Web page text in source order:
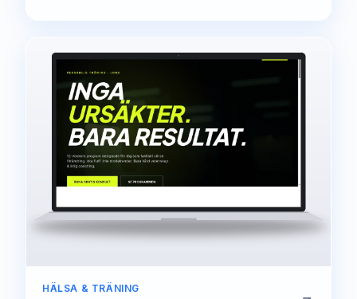
HÄLSA & TRÄNING